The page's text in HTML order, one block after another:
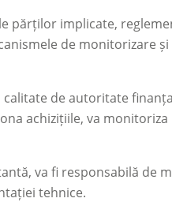
părților implicate,
de monitorizare
de autoritate
achizițiile, va
va fi responsabilă de
tehnice.